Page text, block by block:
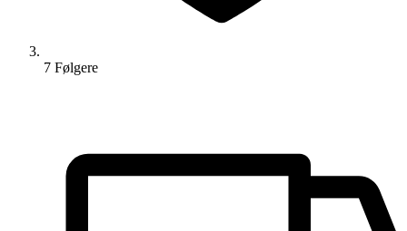
7 Følgere